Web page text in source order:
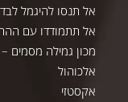
אל תנסו להיגמל
אל תתמודדו עם
מכון גמילה מסמים
אלכוהול
אקסטזי